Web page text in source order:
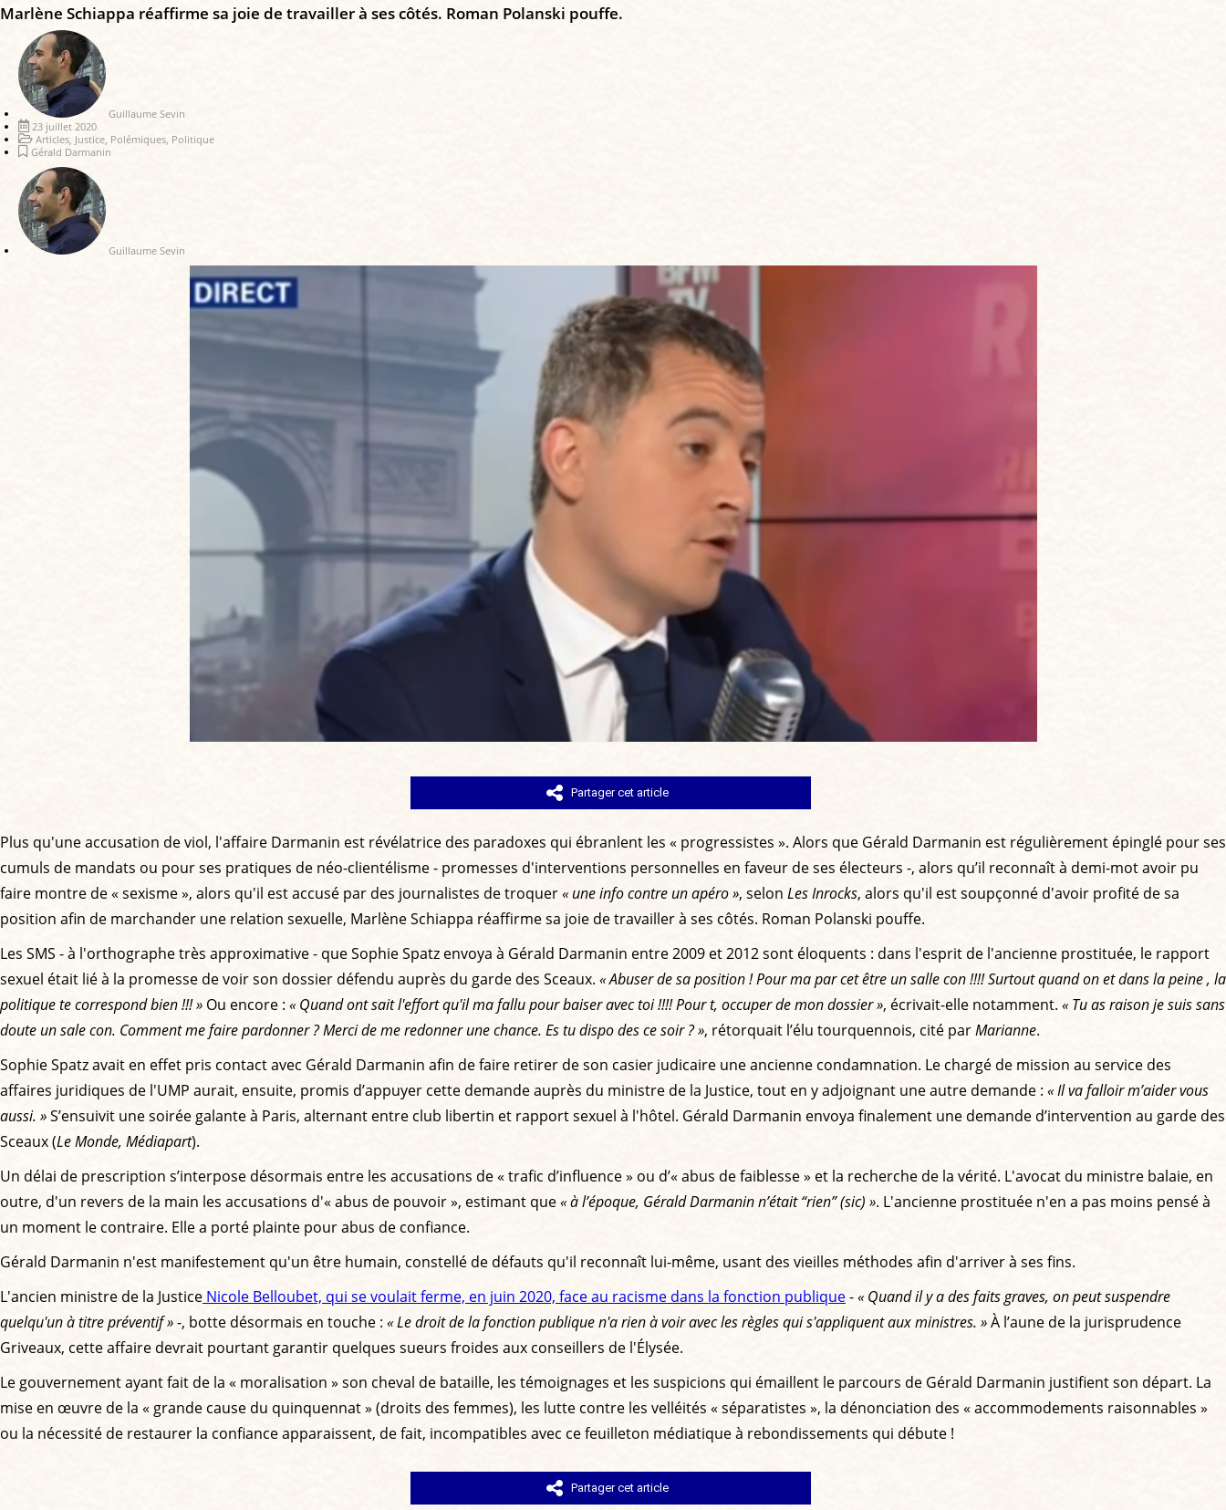
Marlène Schiappa réaffirme sa joie de travailler à ses côtés. Roman Polanski pouffe.
Guillaume Sevin
23 juillet 2020
Articles Justice Polémiques Politique
Gérald Darmanin
Guillaume Sevin
Partager cet article
Plus qu'une accusation de viol, l'affaire Darmanin est révélatrice des paradoxes qui ébranlent les « progressistes ». Alors que Gérald Darmanin est régulièrement épinglé pour ses
cumuls de mandats ou pour ses pratiques de néo-clientélisme - promesses d'interventions personnelles en faveur de ses électeurs -, alors qu’il reconnaît à demi-mot avoir pu
faire montre de « sexisme », alors qu'il est accusé par des journalistes de troquer« une info contre un apéro », selon Les Inrocks, alors qu'il est soupçonné d'avoir profité de sa
position afin de marchander une relation sexuelle, Marlène Schiappa réaffirme sa joie de travailler à ses côtés. Roman Polanski pouffe.
Les SMS - à l'orthographe très approximative - que Sophie Spatz envoya à Gérald Darmanin entre 2009 et 2012 sont éloquents : dans l'esprit de l'ancienne prostituée, le rapport
sexuel était lié à la promesse de voir son dossier défendu auprès du garde des Sceaux. « Abuser de sa position ! Pour ma par cet être un salle con !!!! Surtout quand on et dans la peine , la
politique te correspond bien !!! » Ou encore : « Quand ont sait l'effort qu'il ma fallu pour baiser avec toi !!!! Pour t, occuper de mon dossier », écrivait-elle notamment. « Tu as raison je suis sans
doute un sale con. Comment me faire pardonner ? Merci de me redonner une chance. Es tu dispo des ce soir ? », rétorquait l’élu tourquennois, cité parMarianne.
Sophie Spatz avait en effet pris contact avec Gérald Darmanin afin de faire retirer de son casier judicaire une ancienne condamnation. Le chargé de mission au service des
affaires juridiques de l'UMP aurait, ensuite, promis d’appuyer cette demande auprès du ministre de la Justice, tout en y adjoignant une autre demande : « Il va falloir m’aider vous
aussi. »S’ensuivit une soirée galante à Paris, alternant entre club libertin et rapport sexuel à l'hôtel. Gérald Darmanin envoya finalement une demande d’intervention au garde des
Sceaux (Le Monde, Médiapart).
Un délai de prescription s’interpose désormais entre les accusations de « trafic d’influence » ou d’« abus de faiblesse » et la recherche de la vérité. L'avocat du ministre balaie, en
outre, d'un revers de la main les accusations d'« abus de pouvoir », estimant que« à l’époque, Gérald Darmanin n’était “rien” (sic) ». L'ancienne prostituée n'en a pas moins pensé à
un moment le contraire. Elle a porté plainte pour abus de confiance.
Gérald Darmanin n'est manifestement qu'un être humain, constellé de défauts qu'il reconnaît lui-même, usant des vieilles méthodes afin d'arriver à ses fins.
L'ancien ministre de la Justice Nicole Belloubet, qui se voulait ferme, en juin 2020, face au racisme dans la fonction publique-« Quand il y a des faits graves, on peut suspendre
quelqu'un à titre préventif »-, botte désormais en touche : « Le droit de la fonction publique n'a rien à voir avec les règles qui s'appliquent aux ministres. »À l’aune de la jurisprudence
Griveaux, cette affaire devrait pourtant garantir quelques sueurs froides aux conseillers de l'Élysée.
Le gouvernement ayant fait de la « moralisation » son cheval de bataille, les témoignages et les suspicions qui émaillent le parcours de Gérald Darmanin justifient son départ. La
mise en œuvre de la « grande cause du quinquennat » (droits des femmes), les lutte contre les velléités « séparatistes », la dénonciation des « accommodements raisonnables »
ou la nécessité de restaurer la confiance apparaissent, de fait, incompatibles avec ce feuilleton médiatique à rebondissements qui débute !
Partager cet article